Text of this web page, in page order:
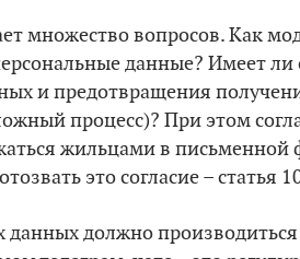
множество вопросов. Как
данные? Имеет ли
и предотвращения
процесс)? При этом
жильцами в письменной
это согласие – статья
данных должно